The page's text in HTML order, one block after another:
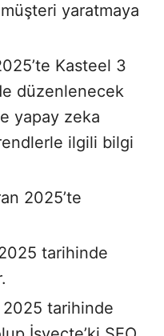
yaratmaya
Kasteel 3
düzenlenecek
yapay zeka
ilgili bilgi
2025’te
tarihinde
2025 tarihinde